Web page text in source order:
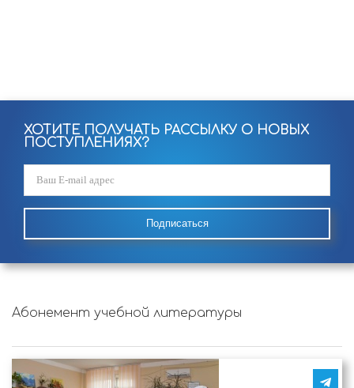
ХОТИТЕ ПОЛУЧАТЬ РАССЫЛКУ О НОВЫХ
ПОСТУПЛЕНИЯХ?
Подписаться
Абонемент учебной литературы